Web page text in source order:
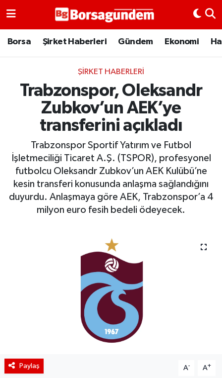
Borsa Şirket Haberleri Gündem Ekonomi
ŞIRKET HABERLERI
Trabzonspor, Oleksandr
Zubkov’un AEK’ye
transferini açıkladı
Trabzonspor Sportif Yatırım ve Futbol
İşletmeciliği Ticaret A.Ş. (TSPOR), profesyonel
futbolcu Oleksandr Zubkov’un AEK Kulübü’ne
kesin transferi konusunda anlaşma sağlandığını
duyurdu. Anlaşmaya göre AEK, Trabzonspor’a 4
milyon euro fesih bedeli ödeyecek.
Paylaş A- A+
Borsa
Emtia
Galeri
Bitcoin
Şirket Haberleri
Borsa Gundem
Ekonomik Takvim
Kiripto Para Piyasası
Gizlilik Sözleşmesi
Hakkımızda